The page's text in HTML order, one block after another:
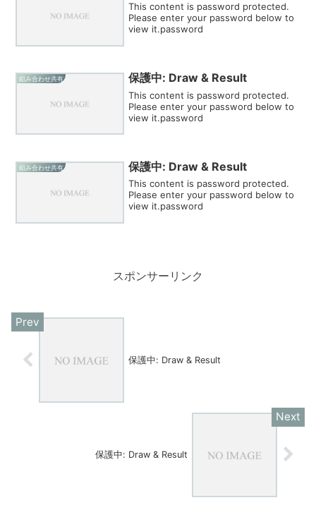
This content is password protected.
Please enter your password below to
view it.password
組み合わせ共有 保護中: Draw & Result
This content is password protected.
Please enter your password below to
view it.password
組み合わせ共有 保護中: Draw & Result
This content is password protected.
Please enter your password below to
view it.password
スポンサーリンク
保護中: Draw & Result
保護中: Draw & Result